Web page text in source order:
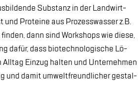
Sub­stanz in der Land­wirt­
und Pro­te­ine aus Pro­zess­was­ser z.B.
dann sind Work­shops wie die­se,
da­für, dass bio­tech­no­lo­gi­sche Lö­
All­tag Ein­zug hal­ten und Un­ter­neh­men
und da­mit um­welt­freund­li­cher ge­stal­